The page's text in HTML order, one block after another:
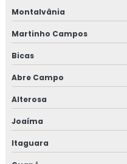
Montalvânia
Martinho Campos
Bicas
Abre Campo
Alterosa
Joaíma
Itaguara